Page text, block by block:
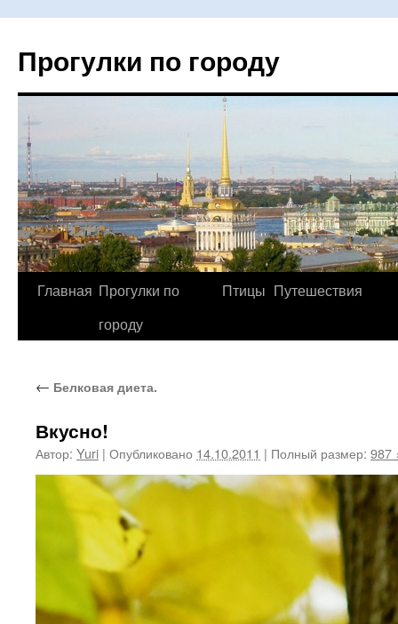
Прогулки по городу
Перейти
Главная Прогулки по
городу
Птицы Путешествия
← Белковая диета.
Вкусно!
Автор: Yuri | Опубликовано 14.10.2011 | Полный размер: 987